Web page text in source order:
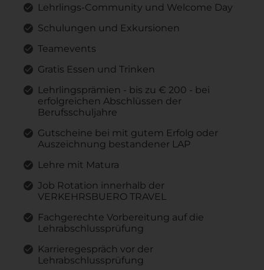
Lehrlings-Community und Welcome Day
Schulungen und Exkursionen
Teamevents
Gratis Essen und Trinken
Lehrlingsprämien - bis zu € 200 - bei
erfolgreichen Abschlüssen der
Berufsschuljahre
Gutscheine bei mit gutem Erfolg oder
Auszeichnung bestandener LAP
Lehre mit Matura
Job Rotation innerhalb der
VERKEHRSBUERO TRAVEL
Fachgerechte Vorbereitung auf die
Lehrabschlussprüfung
Karrieregespräch vor der
Lehrabschlussprüfung